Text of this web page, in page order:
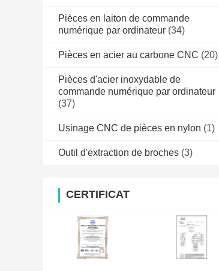
Pièces en laiton de commande
numérique par ordinateur (34)
Pièces en acier au carbone CNC (20)
Pièces d'acier inoxydable de
commande numérique par ordinateur
(37)
Usinage CNC de pièces en nylon (1)
Outil d'extraction de broches (3)
CERTIFICAT